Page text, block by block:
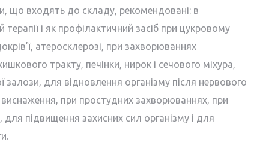
що входять до складу, рекомендовані: в
терапії і як профілактичний засіб при цукровому
атеросклерозі, при захворюваннях
тракту, печінки, нирок і сечового міхура,
залози, для відновлення організму після нервового
виснаження, при простудних захворюваннях, при
для підвищення захисних сил організму і для